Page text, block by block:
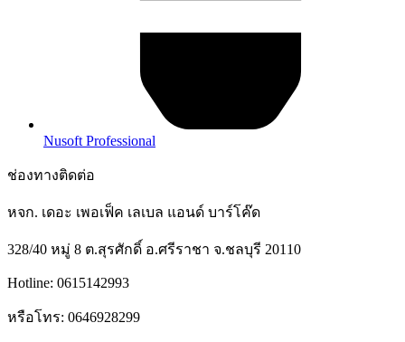
Nusoft Professional
ช่องทางติดต่อ
หจก. เดอะ เพอเฟ็ค เลเบล แอนด์ บาร์โค๊ด
328/40 หมู่ 8 ต.สุรศักดิ์ อ.ศรีราชา จ.ชลบุรี 20110
Hotline: 0615142993
หรือโทร: 0646928299